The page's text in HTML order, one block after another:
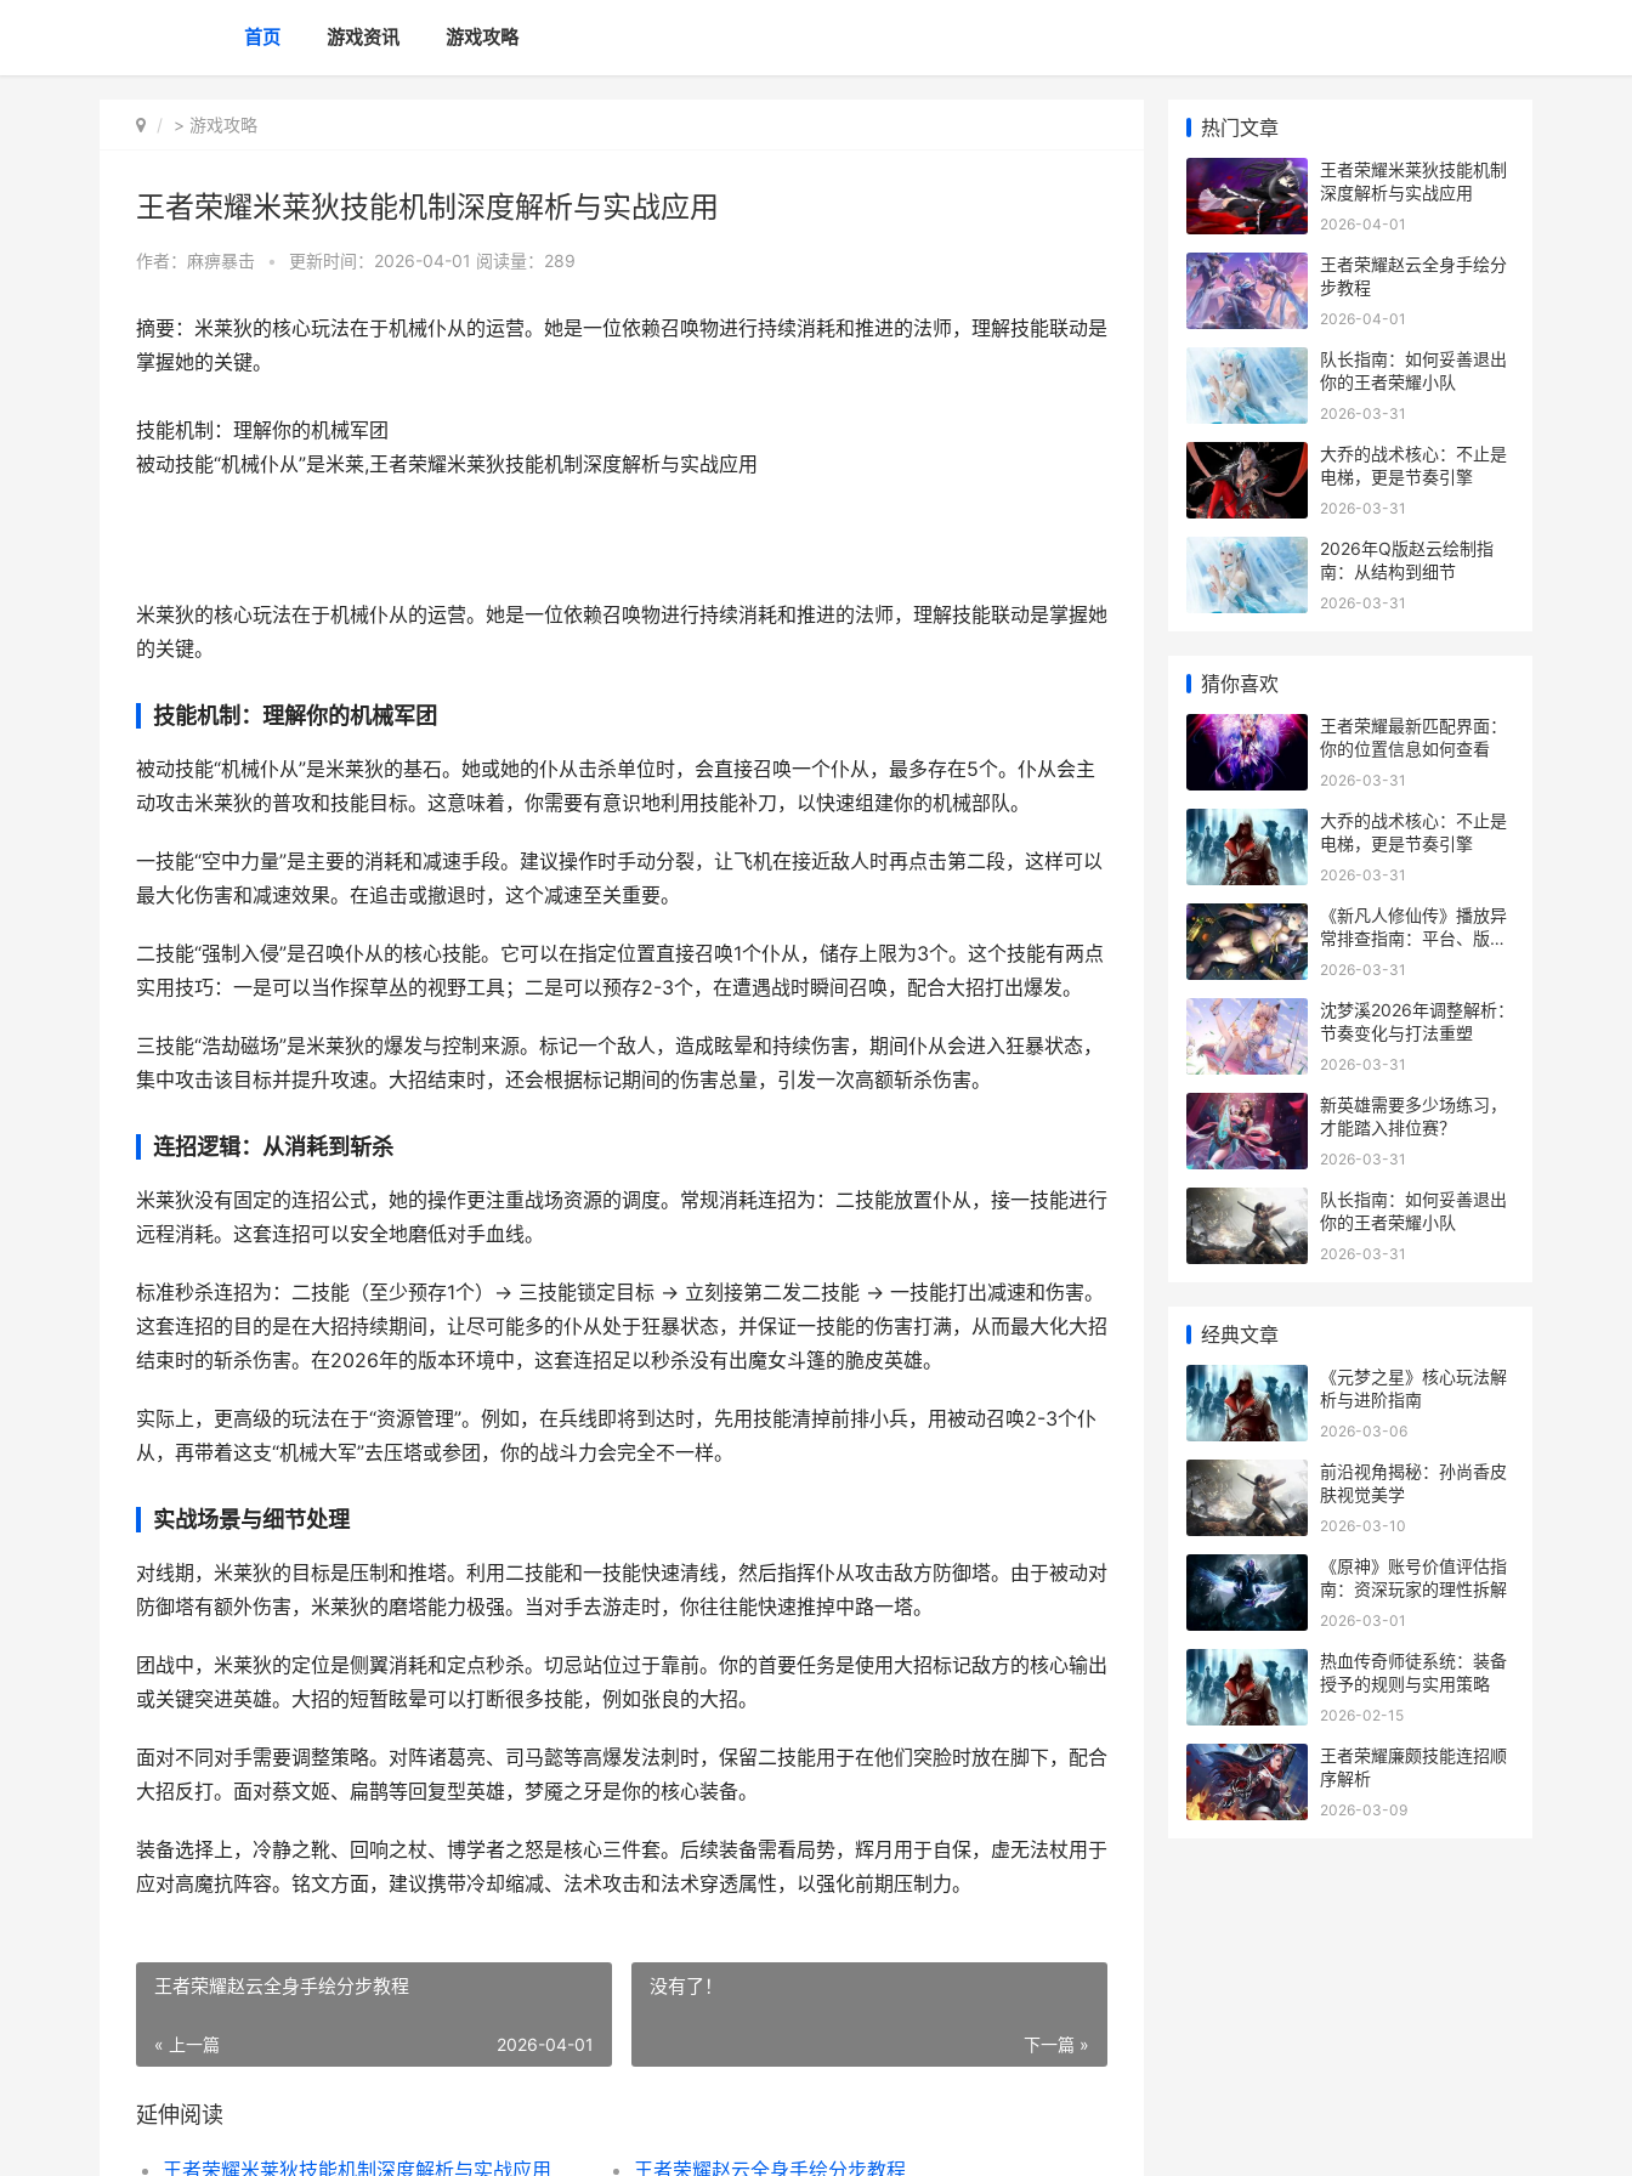
首页 游戏资讯 游戏攻略
> 游戏攻略
王者荣耀米莱狄技能机制深度解析与实战应用
作者： 麻痹暴击 • 更新时间：2026-04-01 阅读量：289
摘要：米莱狄的核心玩法在于机械仆从的运营。她是一位依赖召唤物进行持续消耗和推进的法师，理解技能联动是
掌握她的关键。
技能机制：理解你的机械军团
被动技能“机械仆从”是米莱,王者荣耀米莱狄技能机制深度解析与实战应用
米莱狄的核心玩法在于机械仆从的运营。她是一位依赖召唤物进行持续消耗和推进的法师，理解技能联动是掌握她
的关键。
技能机制：理解你的机械军团
被动技能“机械仆从”是米莱狄的基石。她或她的仆从击杀单位时，会直接召唤一个仆从，最多存在5个。仆从会主
动攻击米莱狄的普攻和技能目标。这意味着，你需要有意识地利用技能补刀，以快速组建你的机械部队。
一技能“空中力量”是主要的消耗和减速手段。建议操作时手动分裂，让飞机在接近敌人时再点击第二段，这样可以
最大化伤害和减速效果。在追击或撤退时，这个减速至关重要。
二技能“强制入侵”是召唤仆从的核心技能。它可以在指定位置直接召唤1个仆从，储存上限为3个。这个技能有两点
实用技巧：一是可以当作探草丛的视野工具；二是可以预存2-3个，在遭遇战时瞬间召唤，配合大招打出爆发。
三技能“浩劫磁场”是米莱狄的爆发与控制来源。标记一个敌人，造成眩晕和持续伤害，期间仆从会进入狂暴状态，
集中攻击该目标并提升攻速。大招结束时，还会根据标记期间的伤害总量，引发一次高额斩杀伤害。
连招逻辑：从消耗到斩杀
米莱狄没有固定的连招公式，她的操作更注重战场资源的调度。常规消耗连招为：二技能放置仆从，接一技能进行
远程消耗。这套连招可以安全地磨低对手血线。
标准秒杀连招为：二技能（至少预存1个）→ 三技能锁定目标 → 立刻接第二发二技能 → 一技能打出减速和伤害。
这套连招的目的是在大招持续期间，让尽可能多的仆从处于狂暴状态，并保证一技能的伤害打满，从而最大化大招
结束时的斩杀伤害。在2026年的版本环境中，这套连招足以秒杀没有出魔女斗篷的脆皮英雄。
实际上，更高级的玩法在于“资源管理”。例如，在兵线即将到达时，先用技能清掉前排小兵，用被动召唤2-3个仆
从，再带着这支“机械大军”去压塔或参团，你的战斗力会完全不一样。
实战场景与细节处理
对线期，米莱狄的目标是压制和推塔。利用二技能和一技能快速清线，然后指挥仆从攻击敌方防御塔。由于被动对
防御塔有额外伤害，米莱狄的磨塔能力极强。当对手去游走时，你往往能快速推掉中路一塔。
团战中，米莱狄的定位是侧翼消耗和定点秒杀。切忌站位过于靠前。你的首要任务是使用大招标记敌方的核心输出
或关键突进英雄。大招的短暂眩晕可以打断很多技能，例如张良的大招。
面对不同对手需要调整策略。对阵诸葛亮、司马懿等高爆发法刺时，保留二技能用于在他们突脸时放在脚下，配合
大招反打。面对蔡文姬、扁鹊等回复型英雄，梦魇之牙是你的核心装备。
装备选择上，冷静之靴、回响之杖、博学者之怒是核心三件套。后续装备需看局势，辉月用于自保，虚无法杖用于
应对高魔抗阵容。铭文方面，建议携带冷却缩减、法术攻击和法术穿透属性，以强化前期压制力。
王者荣耀赵云全身手绘分步教程
« 上一篇 2026-04-01
没有了！
下一篇 »
延伸阅读
王者荣耀米莱狄技能机制深度解析与实战应用 王者荣耀赵云全身手绘分步教程
热门文章
王者荣耀米莱狄技能机制
深度解析与实战应用
2026-04-01
王者荣耀赵云全身手绘分
步教程
2026-04-01
队长指南：如何妥善退出
你的王者荣耀小队
2026-03-31
大乔的战术核心：不止是
电梯，更是节奏引擎
2026-03-31
2026年Q版赵云绘制指
南：从结构到细节
2026-03-31
猜你喜欢
王者荣耀最新匹配界面：
你的位置信息如何查看
2026-03-31
大乔的战术核心：不止是
电梯，更是节奏引擎
2026-03-31
《新凡人修仙传》播放异
常排查指南：平台、版权
与技术的多维视角
2026-03-31
沈梦溪2026年调整解析：
节奏变化与打法重塑
2026-03-31
新英雄需要多少场练习，
才能踏入排位赛？
2026-03-31
队长指南：如何妥善退出
你的王者荣耀小队
2026-03-31
经典文章
《元梦之星》核心玩法解
析与进阶指南
2026-03-06
前沿视角揭秘：孙尚香皮
肤视觉美学
2026-03-10
《原神》账号价值评估指
南：资深玩家的理性拆解
2026-03-01
热血传奇师徒系统：装备
授予的规则与实用策略
2026-02-15
王者荣耀廉颇技能连招顺
序解析
2026-03-09